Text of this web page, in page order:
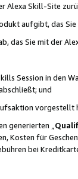
Alexa Skill-Site
aufgibt, das Sie
das Sie mit der
Session in den
und
vorgestellt
generierten „
Kosten für
bei